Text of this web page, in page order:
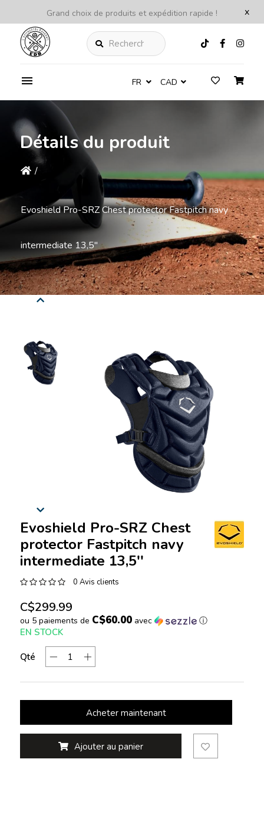
x
Grand choix de produits et expédition rapide !
Rechercher
FR CAD
Détails du produit
/
Evoshield Pro-SRZ Chest protector Fastpitch navy
intermediate 13,5''
Evoshield Pro-SRZ Chest
protector Fastpitch navy
intermediate 13,5''
0 Avis clients
C$299.99
ou 5 paiements de C$60.00avec ⓘ
EN STOCK
Qté
Acheter maintenant
Ajouter au panier